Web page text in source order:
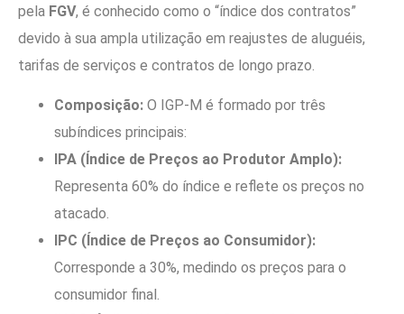
pela FGV, é conhecido como o “índice dos contratos”
devido à sua ampla utilização em reajustes de aluguéis,
tarifas de serviços e contratos de longo prazo.
Composição: O IGP-M é formado por três
subíndices principais:
IPA (Índice de Preços ao Produtor Amplo):
Representa 60% do índice e reflete os preços no
atacado.
IPC (Índice de Preços ao Consumidor):
Corresponde a 30%, medindo os preços para o
consumidor final.